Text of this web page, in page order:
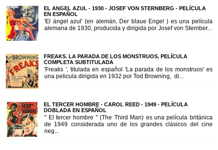
EL ANGEL AZUL - 1930 - JOSEF VON STERNBERG - PELÍCULA
EN ESPAÑOL
'El ángel azul' (en alemán, Der blaue Engel ) es una película
alemana de 1930, producida y dirigida por Josef von Sternber...
FREAKS. LA PARADA DE LOS MONSTRUOS. PELÍCULA
COMPLETA SUBTITULADA
'Freaks ', titulada en español 'La parada de los monstruos' es
una pelicula dirigida en 1932 por Tod Browning, di...
EL TERCER HOMBRE - CAROL REED - 1949 - PELÍCULA
DOBLADA EN ESPAÑOL
" El tercer hombre " (The Third Man) es una película británica
de 1949 considerada uno de los grandes clásicos del cine
neg...